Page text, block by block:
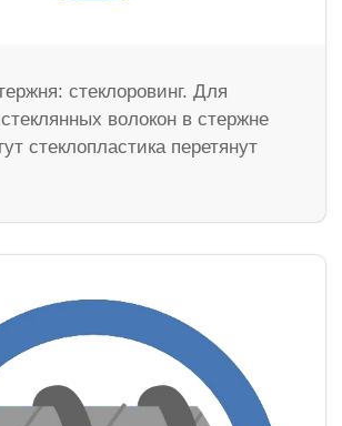
стеклоровинг. Для
волокон в стержне
стеклопластика перетянут